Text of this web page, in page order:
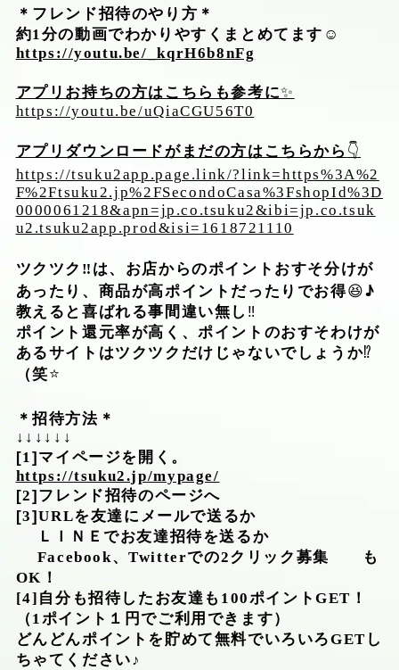
＊フレンド招待のやり方＊
約1分の動画でわかりやすくまとめてます ☺️
https://youtu.be/_kqrH6b8nFg
アプリお持ちの方はこちらも参考に✨
https://youtu.be/uQiaCGU56T0
アプリダウンロードがまだの方はこちらから 👇
https://tsuku2app.page.link/?link=https%3A%2
F%2Ftsuku2.jp%2FSecondoCasa%3FshopId%3D
0000061218&apn=jp.co.tsuku2&ibi=jp.co.tsuk
u2.tsuku2app.prod&isi=1618721110
ツクツク ‼︎ は、お店からのポイントおすそ分けが
あったり、商品が高ポイントだったりでお得😆♪
教えると喜ばれる事間違い無し ‼️
ポイント還元率が高く、ポイントのおすそわけが
あるサイトはツクツクだけじゃないでしょうか⁉️
（笑⭐️
＊招待方法＊
↓↓↓↓↓↓
[1]マイページを開く。
https://tsuku2.jp/mypage/
[2]フレンド招待のページへ
[3]URLを友達にメールで送るか
ＬＩＮＥでお友達招待を送るか
Facebook、Twitterでの2クリック募集 も
OK ！
[4]自分も招待したお友達も 100ポイントGET ！
（ 1ポイント１円でご利用できます）
どんどんポイントを貯めて無料でいろいろGET し
ちゃてください♪